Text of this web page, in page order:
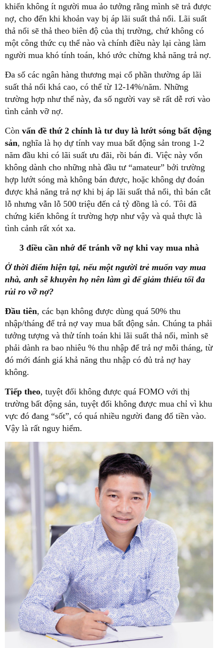
khiến không ít người mua ảo tưởng rằng mình sẽ trả được
nợ, cho đến khi khoản vay bị áp lãi suất thả nổi. Lãi suất
thả nổi sẽ thả theo biên độ của thị trường, chứ không có
một công thức cụ thể nào và chính điều này lại càng làm
người mua khó tính toán, khó ước chừng khả năng trả nợ.
Đa số các ngân hàng thương mại cổ phần thường áp lãi
suất thả nổi khá cao, có thể từ 12-14%/năm. Những
trường hợp như thế này, đa số người vay sẽ rất dễ rơi vào
tình cảnh vỡ nợ.
Còn vấn đề thứ 2 chính là tư duy là lướt sóng bất động
sản, nghĩa là họ dự tính vay mua bất động sản trong 1-2
năm đầu khi có lãi suất ưu đãi, rồi bán đi. Việc này vốn
không dành cho những nhà đầu tư “amateur” bởi trường
hợp lướt sóng mà không bán được, hoặc không dự đoán
được khả năng trả nợ khi bị áp lãi suất thả nổi, thì bán cắt
lỗ nhưng vẫn lỗ 500 triệu đến cả tỷ đồng là có. Tôi đã
chứng kiến không ít trường hợp như vậy và quả thực là
tình cảnh rất xót xa.
3 điều cần nhớ để tránh vỡ nợ khi vay mua nhà
Ở thời điểm hiện tại, nếu một người trẻ muốn vay mua
nhà, anh sẽ khuyên họ nên làm gì để giảm thiểu tối đa
rủi ro vỡ nợ?
Đầu tiên, các bạn không được dùng quá 50% thu
nhập/tháng để trả nợ vay mua bất động sản. Chúng ta phải
tưởng tượng và thử tính toán khi lãi suất thả nổi, mình sẽ
phải dành ra bao nhiêu % thu nhập để trả nợ mỗi tháng, từ
đó mới đánh giá khả năng thu nhập có đủ trả nợ hay
không.
Tiếp theo, tuyệt đối không được quá FOMO với thị
trường bất động sản, tuyệt đối không được mua chỉ vì khu
vực đó đang “sốt”, có quá nhiều người đang đổ tiền vào.
Vậy là rất nguy hiểm.